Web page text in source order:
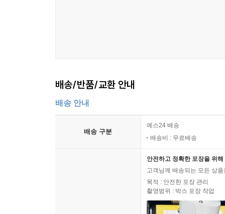
배송/반품/교환 안내
배송 안내
배송 구분
예스24 배송
배송비 : 무료배송
안전하고 정확한 포장을 위
고객님께 배송되는 모든 상
목적 : 안전한 포장 관리
촬영범위 : 박스 포장 작업